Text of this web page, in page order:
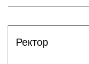
Ректор